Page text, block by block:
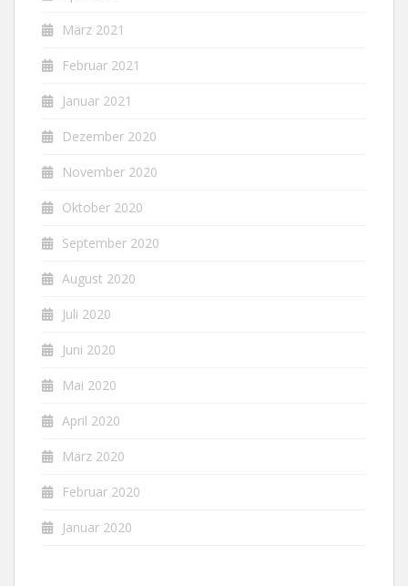
März 2021
Februar 2021
Januar 2021
Dezember 2020
November 2020
Oktober 2020
September 2020
August 2020
Juli 2020
Juni 2020
Mai 2020
April 2020
März 2020
Februar 2020
Januar 2020